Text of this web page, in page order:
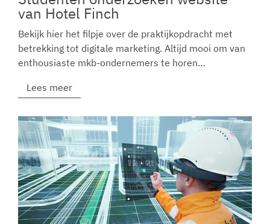
van Hotel Finch
Bekijk hier het filpje over de praktijkopdracht met
betrekking tot digitale marketing. Altijd mooi om van
enthousiaste mkb-ondernemers te horen…
Lees meer